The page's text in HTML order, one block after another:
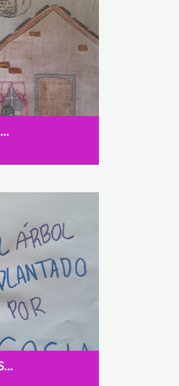
RENOVAR ENERGÍA POR UN MUNDO EN ARMONÍA
EL ÁRBOL PLANTADO POR ECOSIA